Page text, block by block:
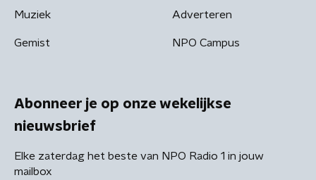
Muziek
Gemist
Adverteren
NPO Campus
Abonneer je op onze wekelijkse
nieuwsbrief
Elke zaterdag het beste van NPO Radio 1 in jouw
mailbox